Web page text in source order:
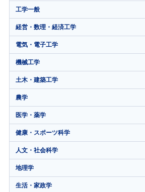
工学一般
経営・数理・経済工学
電気・電子工学
機械工学
土木・建築工学
農学
医学・薬学
健康・スポーツ科学
人文・社会科学
地理学
生活・家政学